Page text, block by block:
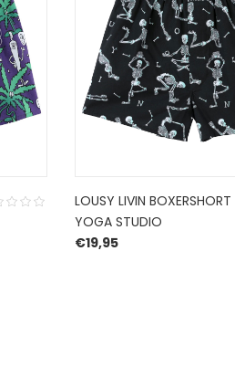
LOUSY LIVIN BOXERSHORT
YOGA STUDIO
€19,95